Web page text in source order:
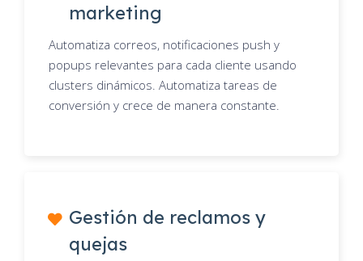
marketing
Automatiza correos, notificaciones push y
popups relevantes para cada cliente usando
clusters dinámicos. Automatiza tareas de
conversión y crece de manera constante.
Gestión de reclamos y
quejas